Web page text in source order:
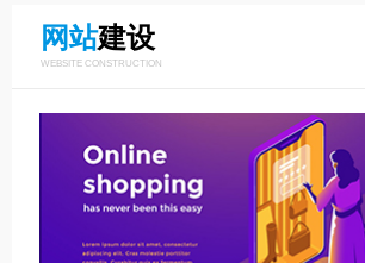
网站建设
WEBSITE CONSTRUCTION